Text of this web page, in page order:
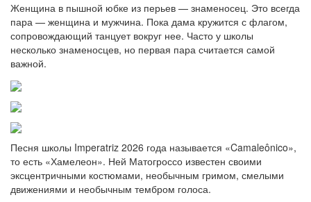
Женщина в пышной юбке из перьев — знаменосец. Это всегда
пара — женщина и мужчина. Пока дама кружится с флагом,
сопровождающий танцует вокруг нее. Часто у школы
несколько знаменосцев, но первая пара считается самой
важной.
Песня школы Imperatriz 2026 года называется «Camaleônico»,
то есть «Хамелеон». Ней Матогроссо известен своими
эксцентричными костюмами, необычным гримом, смелыми
движениями и необычным тембром голоса.